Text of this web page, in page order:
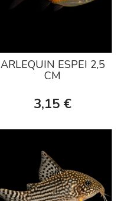
ARLEQUIN ESPEI 2,5
CM
3,15 €